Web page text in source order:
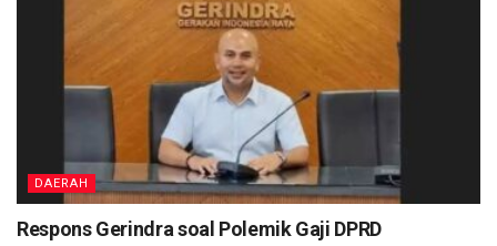
DAERAH
Respons Gerindra soal Polemik Gaji DPRD